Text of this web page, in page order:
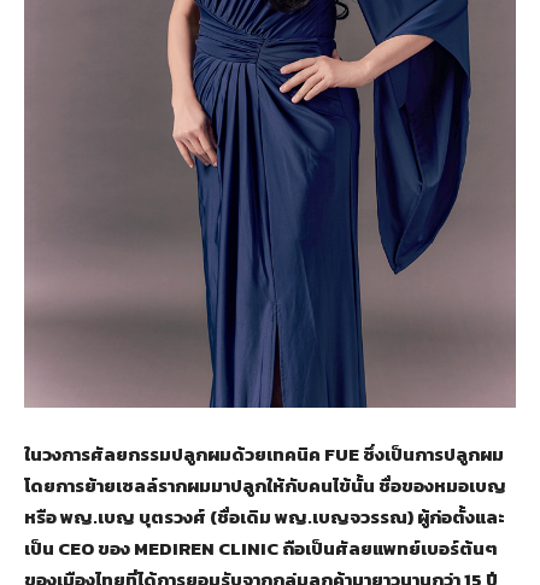
ในวงการศัลยกรรมปลูกผมด้วยเทคนิค FUE ซึ่งเป็นการปลูกผม
โดยการย้ายเซลล์รากผมมาปลูกให้กับคนไข้นั้น ชื่อของหมอเบญ
หรือ พญ.เบญ บุตรวงศ์ (ชื่อเดิม พญ.เบญจวรรณ) ผู้ก่อตั้งและ
เป็น CEO ของ MEDIREN CLINIC ถือเป็นศัลยแพทย์เบอร์ต้นๆ
ของเมืองไทยที่ได้การยอมรับจากกลุ่มลูกค้ามายาวนานกว่า 15 ปี